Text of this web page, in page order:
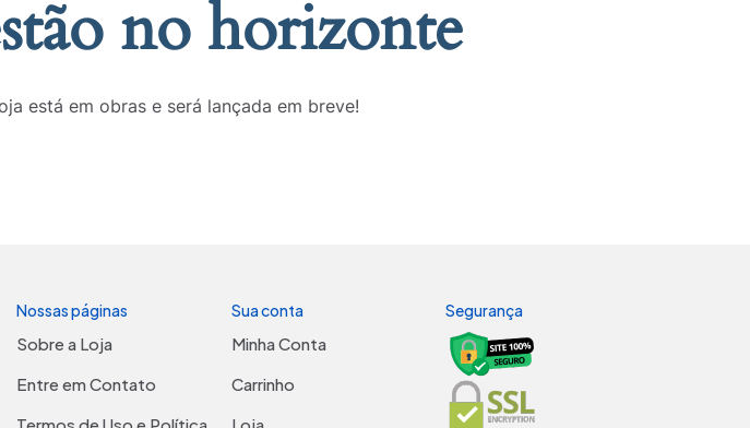
no horizonte
está em obras e será lançada em breve!
Nossas páginas
Sobre a Loja
Entre em Contato
Termos de Uso e Política
Sua conta
Minha Conta
Carrinho
Loja
Segurança